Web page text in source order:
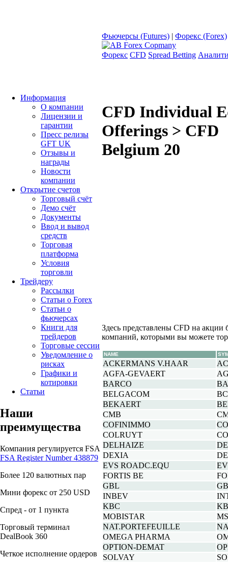
Информация
О компании
Лицензии и
гарантии
Пресс релизы
GFT UK
Отзывы и
награды
Новости
компании
Открытие счетов
Торговый счёт
Демо счёт
Документы
Ввод и вывод
средств
Торговая
платформа
Условия
торговли
Трейдеру
Рассылки
Статьи о Forex
Статьи о
фьючерсах
Книги для
трейдеров
Торговые сессии
Уведомление о
рисках
Графики и
котировки
Статьи
Наши
преимущества
Компания регулируется FSA
FSA Register Number 438879
Более 120 валютных пар
Мини форекс от 250 USD
Спред - от 1 пункта
Торговый терминал
DealBook 360
Четкое исполнение ордеров
Фьючерсы (Futures) | Форекс (Forex)
Форекс CFD Spread Betting
CFD Individual
Offerings > CFD
Belgium 20
Здесь представлены CFD на акции
компаний, которыми вы можете
NAME
ACKERMANS V.HAAR
AGFA-GEVAERT
BARCO
BELGACOM
BEKAERT
CMB
COFINIMMO
COLRUYT
DELHAIZE
DEXIA
EVS ROADC.EQU
FORTIS BE
GBL
INBEV
KBC
MOBISTAR
NAT.PORTEFEUILLE
OMEGA PHARMA
OPTION-DEMAT
SOLVAY